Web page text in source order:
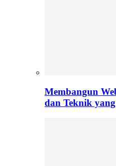
Membangun
dan Teknik